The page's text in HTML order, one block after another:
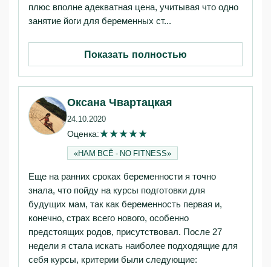
плюс вполне адекватная цена, учитывая что одно
занятие йоги для беременных ст...
Показать полностью
Оксана Чвартацкая
24.10.2020
Оценка:★★★★★
«НАМ ВСЁ - NO FITNESS»‎
Еще на ранних сроках беременности я точно
знала, что пойду на курсы подготовки для
будущих мам, так как беременность первая и,
конечно, страх всего нового, особенно
предстоящих родов, присутствовал. После 27
недели я стала искать наиболее подходящие для
себя курсы, критерии были следующие: